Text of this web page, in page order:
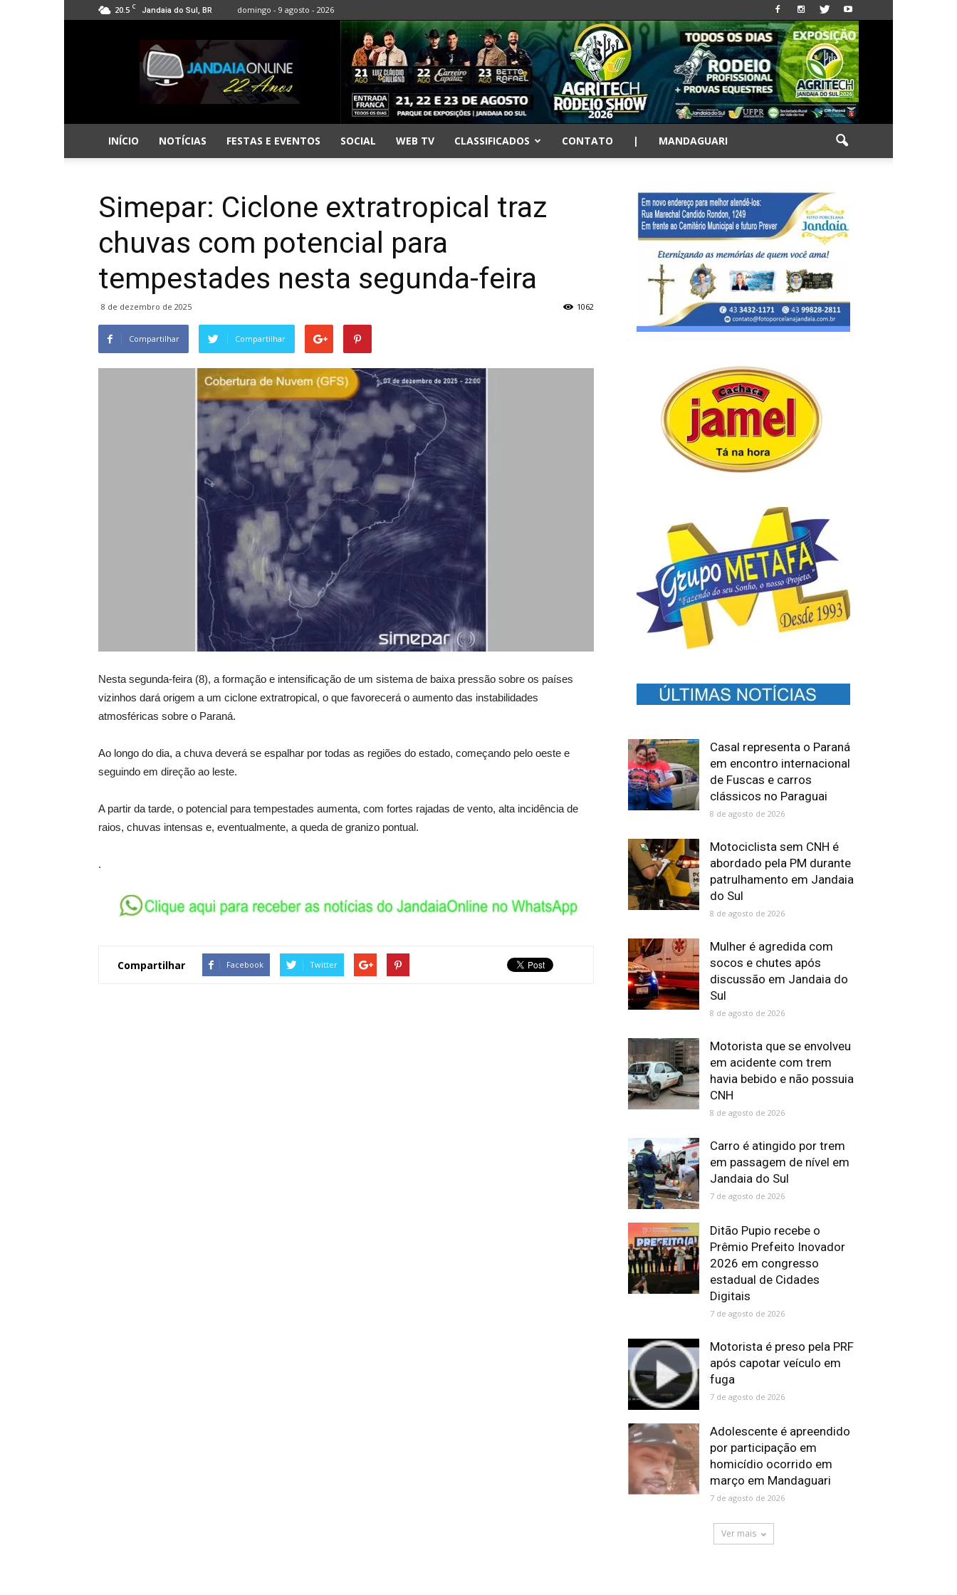
20.5 C Jandaia do Sul, BR domingo - 9 agosto - 2026
Jandaia
Online
INÍCIO NOTÍCIAS FESTAS E EVENTOS SOCIAL WEB TV CLASSIFICADOS CONTATO | MANDAGUARI
Simepar: Ciclone extratropical traz
chuvas com potencial para
tempestades nesta segunda-feira
8 de dezembro de 2025 1062
Compartilhar Compartilhar
Nesta segunda-feira (8), a formação e intensificação de um sistema de baixa pressão sobre os países
vizinhos dará origem a um ciclone extratropical, o que favorecerá o aumento das instabilidades
atmosféricas sobre o Paraná.
Ao longo do dia, a chuva deverá se espalhar por todas as regiões do estado, começando pelo oeste e
seguindo em direção ao leste.
A partir da tarde, o potencial para tempestades aumenta, com fortes rajadas de vento, alta incidência de
raios, chuvas intensas e, eventualmente, a queda de granizo pontual.
.
Compartilhar Facebook Twitter
Casal representa o Paraná
em encontro internacional
de Fuscas e carros
clássicos no Paraguai
8 de agosto de 2026
Motociclista sem CNH é
abordado pela PM durante
patrulhamento em Jandaia
do Sul
8 de agosto de 2026
Mulher é agredida com
socos e chutes após
discussão em Jandaia do
Sul
8 de agosto de 2026
Motorista que se envolveu
em acidente com trem
havia bebido e não possuia
CNH
8 de agosto de 2026
Carro é atingido por trem
em passagem de nível em
Jandaia do Sul
7 de agosto de 2026
Ditão Pupio recebe o
Prêmio Prefeito Inovador
2026 em congresso
estadual de Cidades
Digitais
7 de agosto de 2026
Motorista é preso pela PRF
após capotar veículo em
fuga
7 de agosto de 2026
Adolescente é apreendido
por participação em
homicídio ocorrido em
março em Mandaguari
7 de agosto de 2026
Ver mais